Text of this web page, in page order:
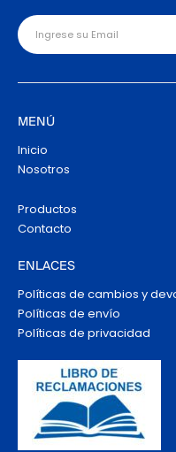
MENÚ
Inicio
Nosotros
Productos
Contacto
ENLACES
Políticas de cambios y
Políticas de envío
Políticas de privacidad